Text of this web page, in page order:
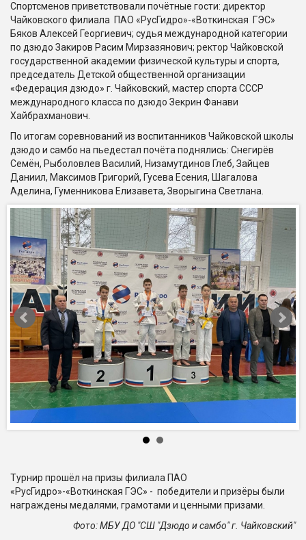
Спортсменов приветствовали почётные гости: директор
Чайковского филиала ПАО «РусГидро»-«Воткинская ГЭС»
Бяков Алексей Георгиевич; судья международной категории
по дзюдо Закиров Расим Мирзазянович; ректор Чайковской
государственной академии физической культуры и спорта,
председатель Детской общественной организации
«Федерация дзюдо» г. Чайковский, мастер спорта СССР
международного класса по дзюдо Зекрин Фанави
Хайбрахманович.
По итогам соревнований из воспитанников Чайковской школы
дзюдо и самбо на пьедестал почёта поднялись: Снегирёв
Семён, Рыболовлев Василий, Низамутдинов Глеб, Зайцев
Даниил, Максимов Григорий, Гусева Есения, Шагалова
Аделина, Гуменникова Елизавета, Зворыгина Светлана.
Турнир прошёл на призы филиала ПАО
«РусГидро»-«Воткинская ГЭС» - победители и призёры были
награждены медалями, грамотами и ценными призами.
Фото: МБУ ДО "СШ "Дзюдо и самбо" г. Чайковский"